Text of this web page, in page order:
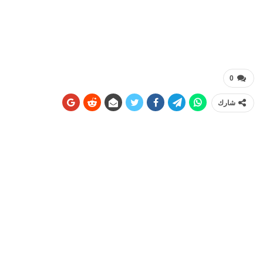
0
شارك